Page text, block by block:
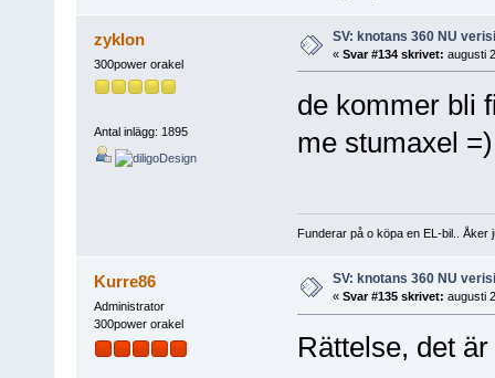
zyklon
300power orakel
Antal inlägg: 1895
SV: knotans 360 NU
« Svar #134 skrivet: augusti
de kommer bli
me stumaxel =)
Funderar på o köpa en EL-bil.. Åker
Kurre86
Administrator
300power orakel
SV: knotans 360 NU
« Svar #135 skrivet: augusti
Rättelse, det